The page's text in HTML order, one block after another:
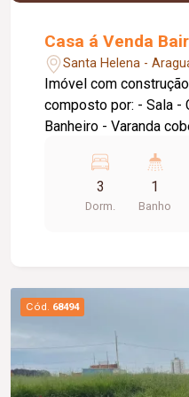
capacidade de
meio de três turbinas
altura máxima de
queda efetiva útil para
elétrica de 66,4 m, e
Casa á Venda
Santa Helena -
Imóvel com
composto por: - Sala - Cozinha - 03 quartos -
Banheiro - Varanda
3
Dorm.
1
Banho
Cód. 68494